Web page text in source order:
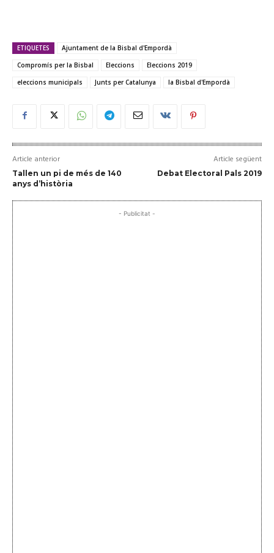
ETIQUETES
Ajuntament de la Bisbal d'Empordà
Compromís per la Bisbal
Eleccions
Eleccions 2019
eleccions municipals
Junts per Catalunya la Bisbal d'Empordà
Article anterior
Tallen un pi de més de 140
anys d’història
Article següent
Debat Electoral Pals 2019
- Publicitat -